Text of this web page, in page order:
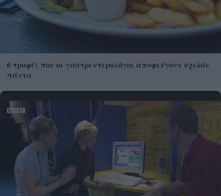
6 τροφές που οι γαστρεντερολόγοι αποφεύγουν σχεδόν
πάντα